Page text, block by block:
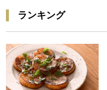
ランキング